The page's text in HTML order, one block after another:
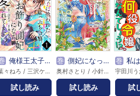
俺様王太子に拾われた崖っぷち令嬢、お飾り側妃になる…はずが溺愛されてます！？(話売り)
試し読み
巻 側妃になったけど、別に愛さなくていいですよ？～他力本願な妃はぐーたらライフを送りたい～
試し読み
巻 私はいったい何役令嬢なんでしょう！？
宇田川う
試